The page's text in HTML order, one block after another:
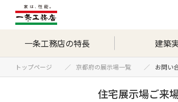
一条工務店の特長 建築
トップページ 京都府の展示場一覧 お問い
住宅展示場ご来